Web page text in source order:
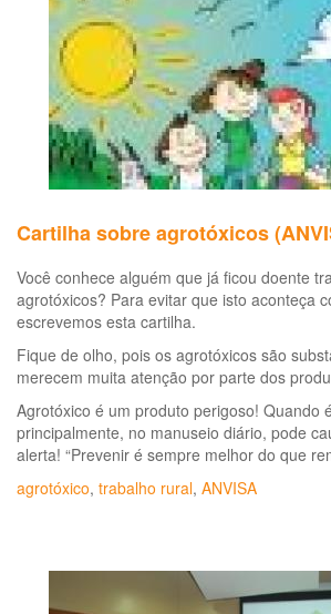
debate
o
projeto
de
lei
sobre
os
agrotóxicos
Cartilha sobre agrotóxicos
Você conhece alguém que já ficou doente
agrotóxicos? Para evitar que isto aconteça
escrevemos esta cartilha.
Fique de olho, pois os agrotóxicos são
merecem muita atenção por parte dos
Agrotóxico é um produto perigoso! Quando
principalmente, no manuseio diário, pode
alerta! “Prevenir é sempre melhor do que
agrotóxico, trabalho rural, ANVISA